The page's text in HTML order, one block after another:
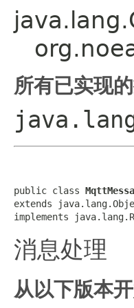
所有已实现
public class
extends
implements
消息处理
从以下版本